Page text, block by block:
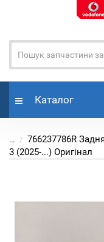
Каталог
...
766237786R
3 (2025-...) Оригінал